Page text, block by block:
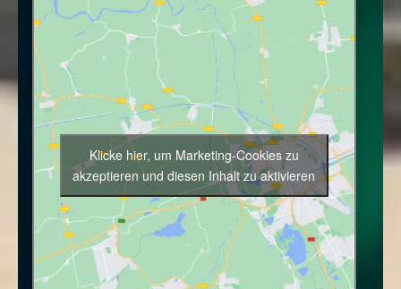
Klicke hier, um Marketing-Cookies zu
akzeptieren und diesen Inhalt zu aktivieren